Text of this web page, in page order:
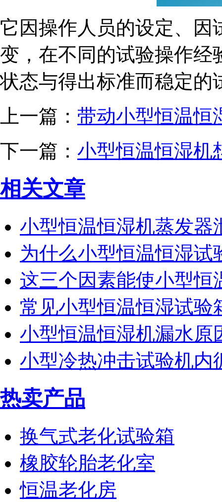
它因操作人员的设定、因
变，在不同的试验操作经
状态与得出标准而稳定的
上一篇： 带动小型恒温恒
下一篇： 小型恒温恒湿机
相关文章
小型恒温恒湿机蒸发器
为什么小型恒温恒湿试
这三个因素能使小型恒
常见小型恒温恒湿试验
小型恒温恒湿机漏水原
小型冷热冲击试验机内
热卖产品
换气式老化试验箱
橡胶轮胎老化室
恒温老化房